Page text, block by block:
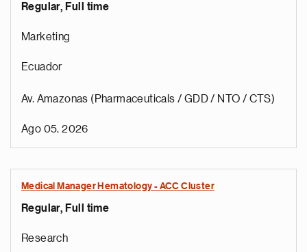
Regular, Full time
Marketing
Ecuador
Av. Amazonas (Pharmaceuticals / GDD / NTO / CTS)
Ago 05, 2026
Medical Manager Hematology - ACC Cluster
Regular, Full time
Research